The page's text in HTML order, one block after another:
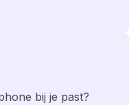
bij je past?